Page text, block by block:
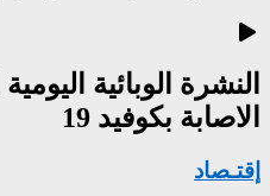
النشرة الوبائية
الاصابة بكوفيد 19
إقتـصاد